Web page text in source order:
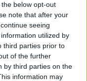
below opt-out
note that after your
seeing
utilized by
third parties prior to
of the further
by third parties on the
information may
ερωτευμένοι
Σαντορίνης